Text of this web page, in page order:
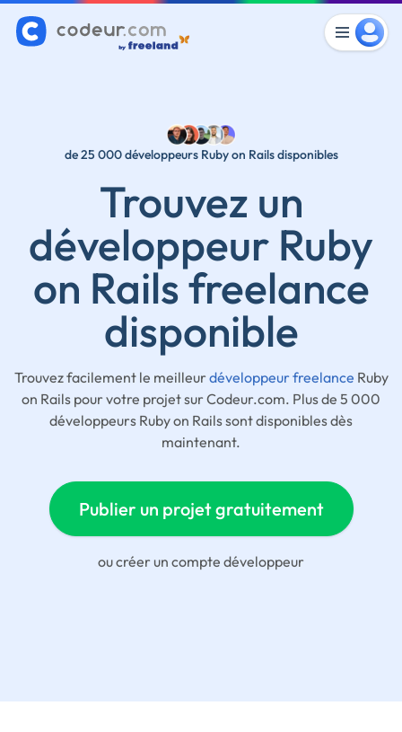
de 25 000 développeurs Ruby on Rails disponibles
Trouvez un
développeur Ruby
on Rails freelance
disponible
Trouvez facilement le meilleurdéveloppeur freelance Ruby
on Rails pour votre projet sur Codeur.com. Plus de 5 000
développeurs Ruby on Rails sont disponibles dès
maintenant.
Publier un projet gratuitement
oucréer un compte développeur